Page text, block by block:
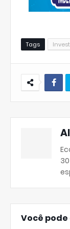
Tags
Você